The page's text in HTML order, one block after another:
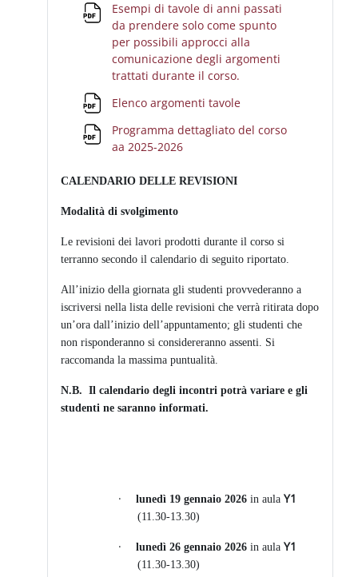
Esempi di tavole di anni passati
da prendere solo come spunto
per possibili approcci alla
comunicazione degli argomenti
trattati durante il corso.
Elenco argomenti tavole
Programma dettagliato del corso
aa 2025-2026
CALENDARIO DELLE REVISIONI
Modalità di svolgimento
Le revisioni dei lavori prodotti durante il corso si
terranno secondo il calendario di seguito riportato.
All’inizio della giornata gli studenti provvederanno a
iscriversi nella lista delle revisioni che verrà ritirata dopo
un’ora dall’inizio dell’appuntamento; gli studenti che
non risponderanno si considereranno assenti. Si
raccomanda la massima puntualità.
N.B. Il calendario degli incontri potrà variare e gli
studenti ne saranno informati.
· lunedì 19 gennaio 2026 in aulaY1
(11.30-13.30)
· lunedì 26 gennaio 2026 in aulaY1
(11.30-13.30)